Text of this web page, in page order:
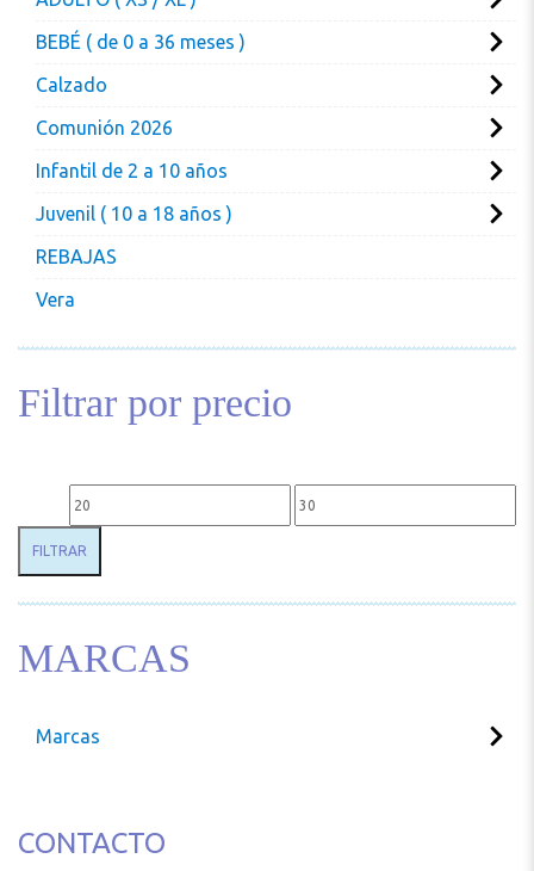
BEBÉ ( de 0 a 36 meses )
Calzado
Comunión 2026
Infantil de 2 a 10 años
Juvenil ( 10 a 18 años )
REBAJAS
Vera
Filtrar por precio
Precio mínimo Precio máximo
FILTRAR
MARCAS
Marcas
CONTACTO